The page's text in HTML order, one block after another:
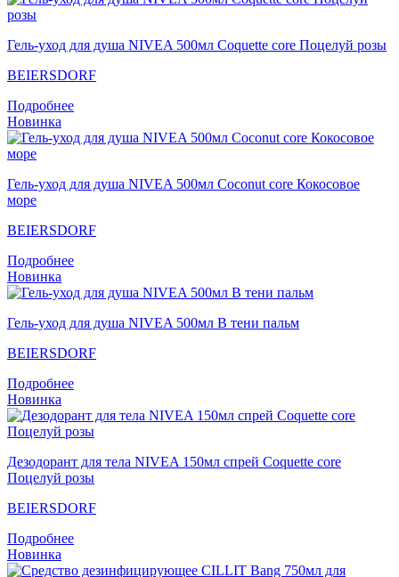
Гель-уход для душа NIVEA 500мл Coquette core Поцелуй розы
BEIERSDORF
Подробнее
Новинка
Гель-уход для душа NIVEA 500мл Coconut core Кокосовое
море
BEIERSDORF
Подробнее
Новинка
Гель-уход для душа NIVEA 500мл В тени пальм
BEIERSDORF
Подробнее
Новинка
Дезодорант для тела NIVEA 150мл спрей Coquette core
Поцелуй розы
BEIERSDORF
Подробнее
Новинка